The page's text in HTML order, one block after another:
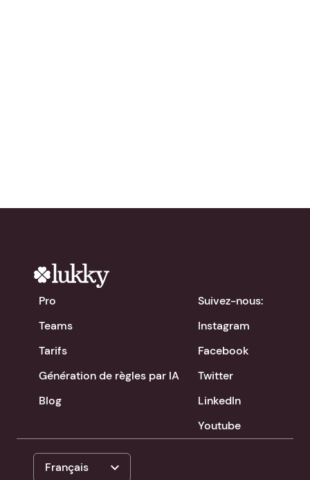
Pro
Teams
Tarifs
Génération de règles par IA
Blog
Suivez-nous:
Instagram
Facebook
Twitter
LinkedIn
Youtube
Français expand_more